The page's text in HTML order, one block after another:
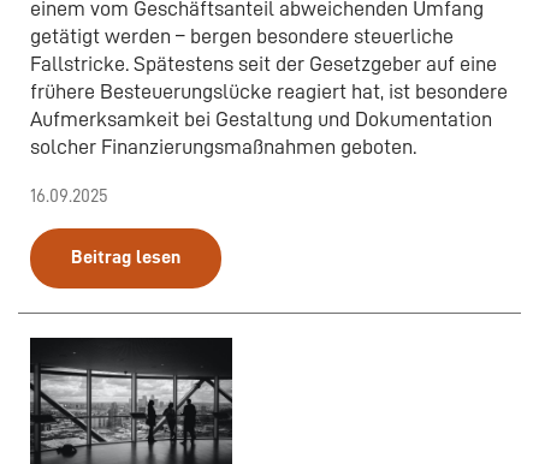
einem vom Geschäftsanteil abweichenden Umfang
getätigt werden – bergen besondere steuerliche
Fallstricke. Spätestens seit der Gesetzgeber auf eine
frühere Besteuerungslücke reagiert hat, ist besondere
Aufmerksamkeit bei Gestaltung und Dokumentation
solcher Finanzierungsmaßnahmen geboten.
16.09.2025
Beitrag lesen